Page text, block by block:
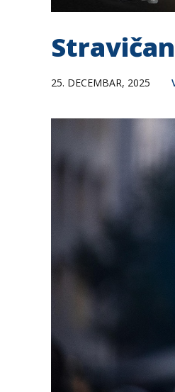
25. DECEMBAR, 2025